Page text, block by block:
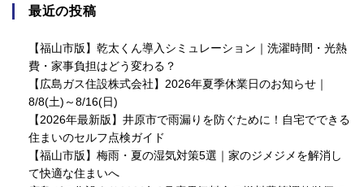
最近の投稿
【福山市版】乾太くん導入シミュレーション｜洗濯時間・光熱
費・家事負担はどう変わる？
【広島ガス住設株式会社】2026年夏季休業日のお知らせ｜
8/8(土)～8/16(日)
【2026年最新版】井原市で雨漏りを防ぐために！自宅でできる
住まいのセルフ点検ガイド
【福山市版】梅雨・夏の湿気対策5選｜家のジメジメを解消し
て快適な住まいへ